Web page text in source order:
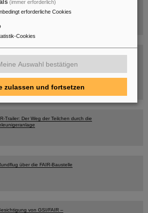
nichts?
Uhr
Str. 22
Trailer: Der Weg der Teilchen durch die
über die FAIR-Baustelle
von GSI/FAIR –
(immer erforderlich)
erforderliche Cookies
Cookies
Auswahl bestätigen
zulassen und fortsetzen